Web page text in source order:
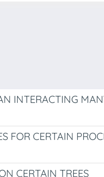
INTERACTING
CERTAIN
CERTAIN TREES